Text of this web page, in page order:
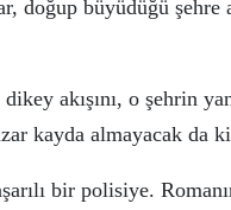
doğup büyüdüğüşehre
akışını, o şehrin
kayda almayacak da
bir polisiye.